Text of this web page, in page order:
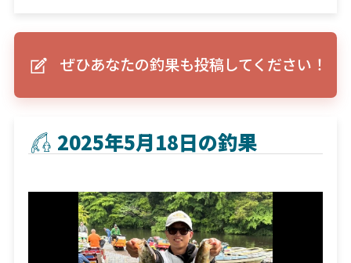
ぜひあなたの釣果も投稿してください！
2025年5月18日の釣果